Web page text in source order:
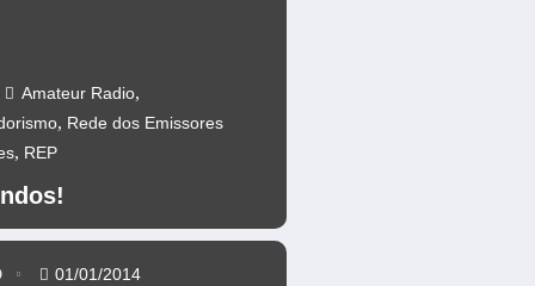
Amateur Radio,
, Rede dos Emissores
, REP
01/01/2014